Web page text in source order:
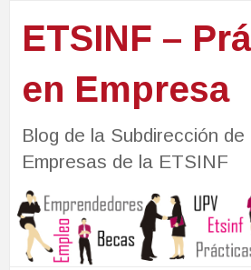
ETSINF –
en Empresa
Blog de la Subdirección
Empresas de la ETSINF